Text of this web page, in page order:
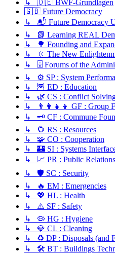
↳ 🇩🇪 BWF-Grundlagen
🇬🇧 Future Democracy
↳ 📬 Future Democracy
↳ 📗 Learning REAL
↳ 🌳 Founding and
↳ 🔆 The New
↳ 🗄️ Forums of the
↳ ⚙️ SP : System
↳ 🦉 ED : Education
↳ 🌿 CS : Conflict
↳ 👨‍👩‍👧‍👦 GF : Group
↳ 🗝️ CF : Commune
↳ 🌻 RS : Resources
↳ 🧩 CO : Cooperation
↳ 🏰 SI : Systems
↳ 📈 PR : Public Relations
↳ 🛡️ SC : Security
↳ 🔥 EM : Emergencies
↳ 💖 HL : Health
↳ ⚠️ SF : Safety
↳ 🦠 HG : Hygiene
↳ 💎 CL : Cleaning
↳ ♻️ DP : Disposals (and
↳ 🛠️ BT : Buildings